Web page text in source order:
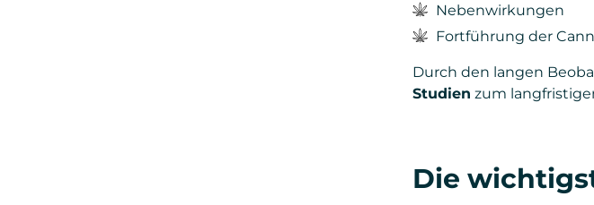
Nebenwirkungen
Fortführung der
Durch den langen
Studien zum
Die